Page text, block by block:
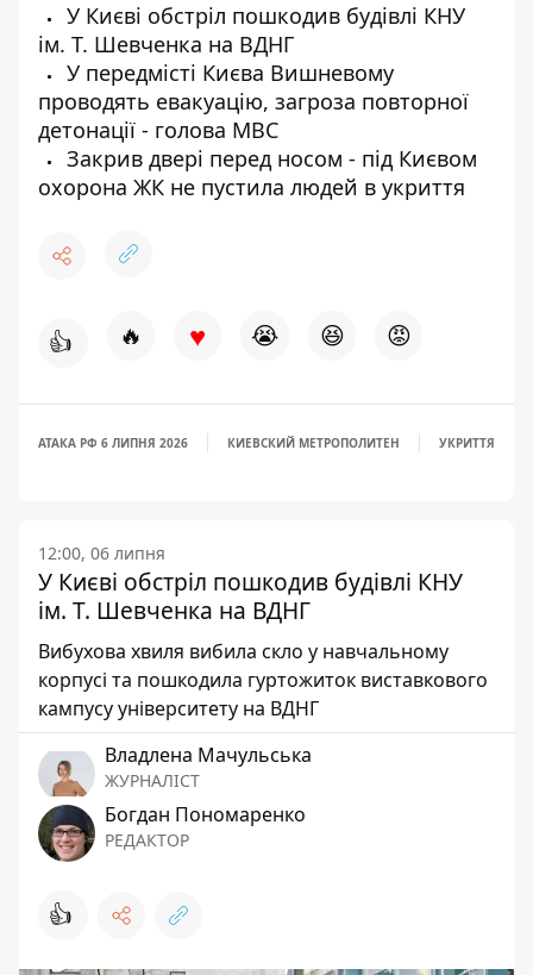
У Києві обстріл пошкодив будівлі КНУ
ім. Т. Шевченка на ВДНГ
У передмісті Києва Вишневому
проводять евакуацію, загроза повторної
детонації - голова МВС
Закрив двері перед носом - під Києвом
охорона ЖК не пустила людей в укриття
👍 🔥 ♥ 😭 😆 😡
АТАКА РФ 6 ЛИПНЯ 2026 КИЕВСКИЙ МЕТРОПОЛИТЕН УКРИТТЯ
12:00, 06 липня
У Києві обстріл пошкодив будівлі КНУ
ім. Т. Шевченка на ВДНГ
Вибухова хвиля вибила скло у навчальному
корпусі та пошкодила гуртожиток виставкового
кампусу університету на ВДНГ
Владлена Мачульська
ЖУРНАЛІСТ
Богдан Пономаренко
РЕДАКТОР
👍